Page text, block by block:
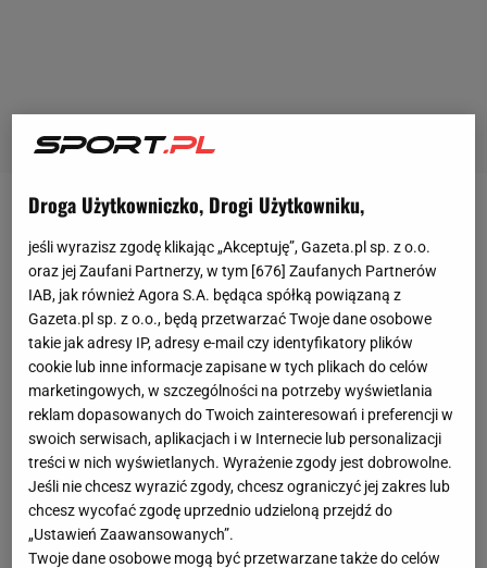
Polscy skoczkowie potwierdzili, że są w bardzo
dobrej dyspozycji na początku sezonu 2017/2018.
Po pierwszej serii w czołowej dziesiątce zawodów
było pięciu Polaków i już wtedy zapowiadało się na
bardzo dobry konkurs. W finale doszło jednak do
pewnych przetasowań, a znakomity awans z
ósmego na drugie miejsce zaliczył Kamil Stoch.
Lokaty w TOP 10 utrzymali takżePiotr Żyłai Stefan
Hula (ex aequo na siódmym miejscu) iDawid
Kubacki(10. pozycja). Nieco gorzej wypadł Maciej
Kot, który zepsuł drugą próbę i spadł na 19. miejsce.
Droga Użytkowniczko, Drogi Użytkowniku,
jeśli wyrazisz zgodę klikając „Akceptuję”, Gazeta.pl sp. z o.o.
oraz jej Zaufani Partnerzy, w tym [676] Zaufanych Partnerów
IAB, jak również Agora S.A. będąca spółką powiązaną z
Gazeta.pl sp. z o.o., będą przetwarzać Twoje dane osobowe
takie jak adresy IP, adresy e-mail czy identyfikatory plików
cookie lub inne informacje zapisane w tych plikach do celów
marketingowych, w szczególności na potrzeby wyświetlania
reklam dopasowanych do Twoich zainteresowań i preferencji w
swoich serwisach, aplikacjach i w Internecie lub personalizacji
treści w nich wyświetlanych. Wyrażenie zgody jest dobrowolne.
Jeśli nie chcesz wyrazić zgody, chcesz ograniczyć jej zakres lub
chcesz wycofać zgodę uprzednio udzieloną przejdź do
„Ustawień Zaawansowanych”.
Twoje dane osobowe mogą być przetwarzane także do celów